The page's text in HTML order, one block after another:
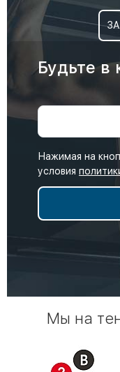
Будьте в
Нажимая на
условия
Мы на